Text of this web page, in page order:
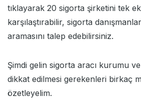
tıklayarak 20 sigorta şirketini tek
karşılaştırabilir, sigorta
aramasını talep edebilirsiniz.
Şimdi gelin sigorta aracı kurumu
dikkat edilmesi gerekenleri birkaç
özetleyelim.